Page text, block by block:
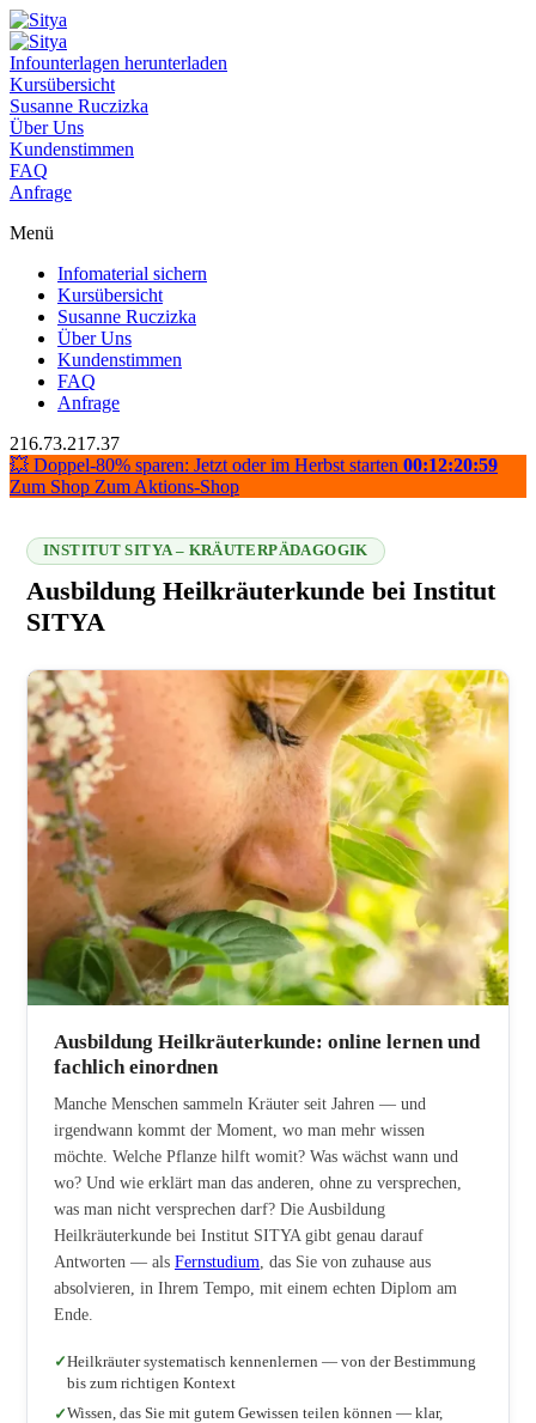
Infounterlagen herunterladen
Kursübersicht
Susanne Ruczizka
Über Uns
Kundenstimmen
FAQ
Anfrage
Menü
Infomaterial sichern
Kursübersicht
Susanne Ruczizka
Über Uns
Kundenstimmen
FAQ
Anfrage
216.73.217.37
💥 Doppel-80% sparen: Jetzt oder im Herbst starten 00:12:20:59
Zum Shop Zum Aktions-Shop
INSTITUT SITYA – KRÄUTERPÄDAGOGIK
Ausbildung Heilkräuterkunde bei Institut
SITYA
216.73.217.37 2026-08-09 11:37:53
Ausbildung Heilkräuterkunde: online lernen und
fachlich einordnen
Manche Menschen sammeln Kräuter seit Jahren — und
irgendwann kommt der Moment, wo man mehr wissen
möchte. Welche Pflanze hilft womit? Was wächst wann und
wo? Und wie erklärt man das anderen, ohne zu versprechen,
was man nicht versprechen darf? Die Ausbildung
Heilkräuterkunde bei Institut SITYA gibt genau darauf
Antworten — als Fernstudium , das Sie von zuhause aus
absolvieren, in Ihrem Tempo, mit einem echten Diplom am
Ende.
Heilkräuter systematisch kennenlernen — von der Bestimmung
bis zum richtigen Kontext
Wissen, das Sie mit gutem Gewissen teilen können — klar,